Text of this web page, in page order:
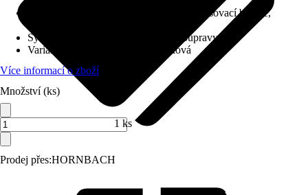
Prodej přes:HORNBACH
Jednopáková směšovací baterie,
Systém vypouštění
Bez odtokové soupravy
Varianta
Umyvadlová baterie páková
Více informací o zboží
Množství (ks)
1 ks